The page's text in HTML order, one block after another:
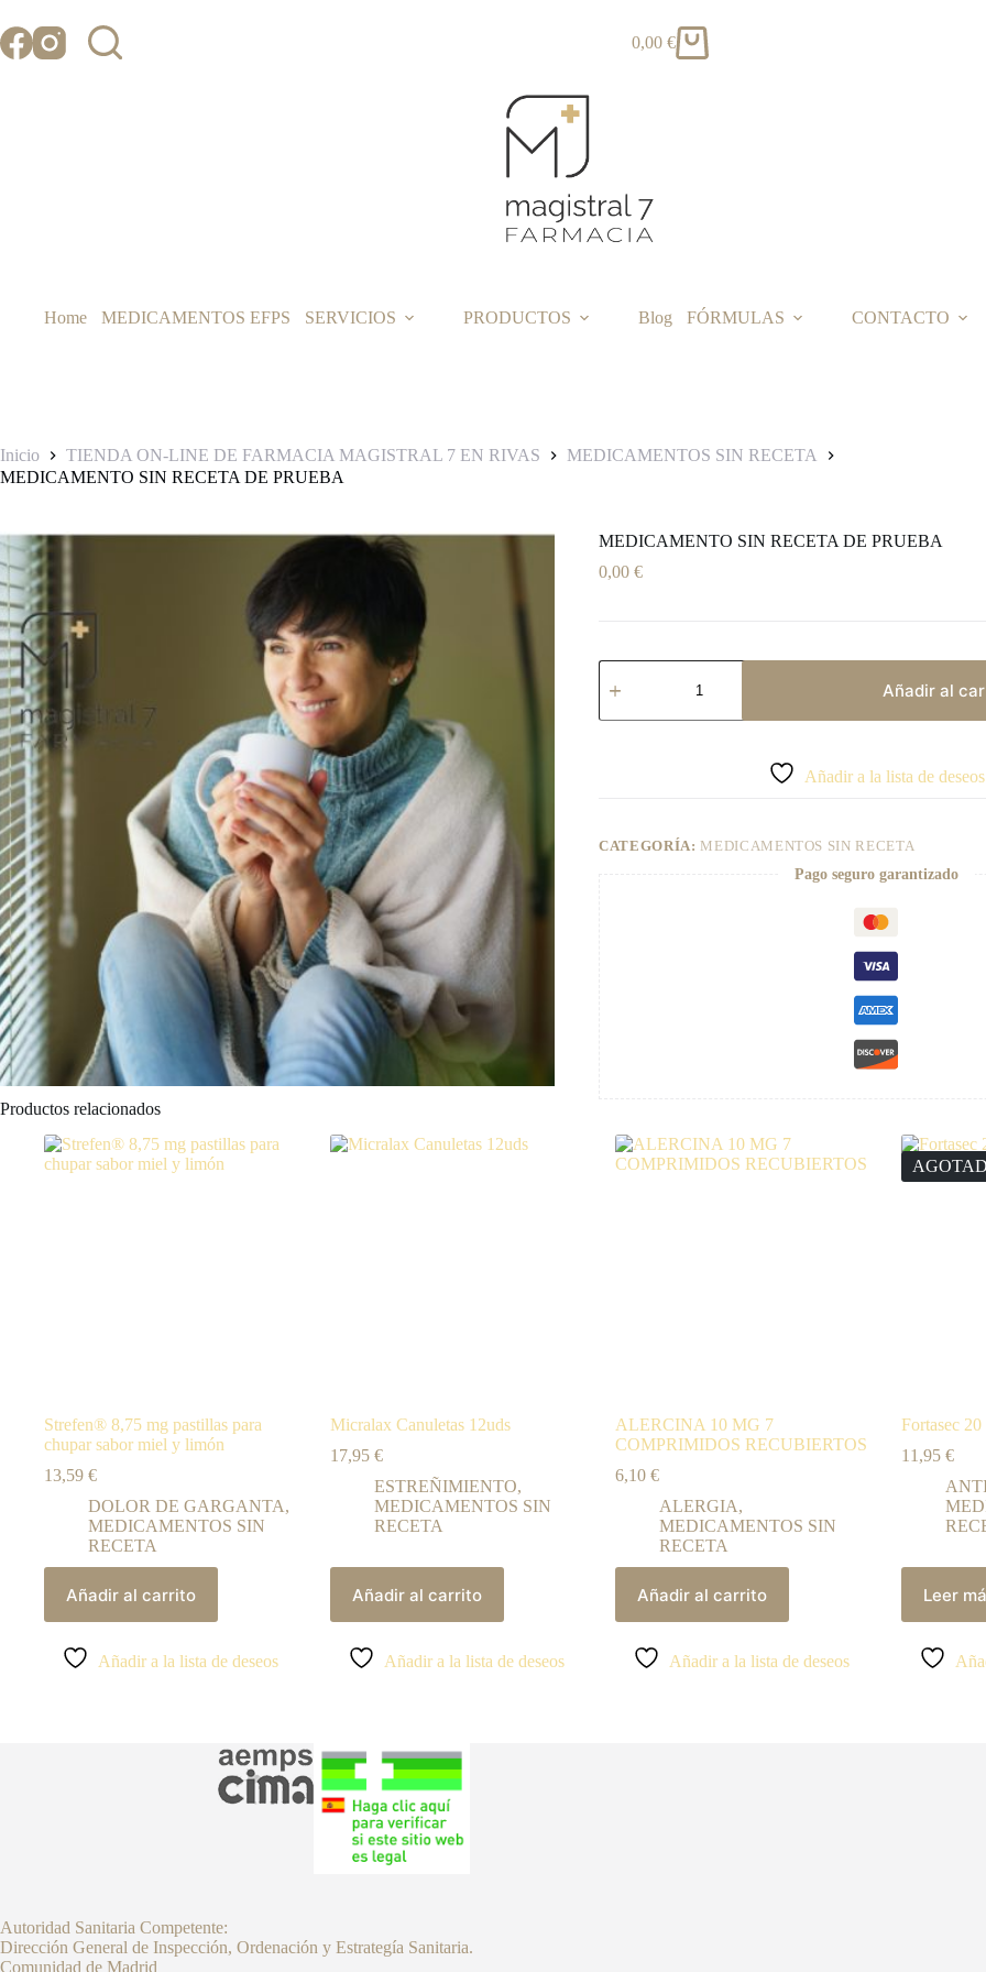
al
contenido
Carro
0,00 €
Home MEDICAMENTOS EFPS SERVICIOS PRODUCTOS Blog FÓRMULAS CONTACTO
Inicio TIENDA ON-LINE DE FARMACIA MAGISTRAL 7 EN RIVAS
MEDICAMENTOS SIN RECETA
MEDICAMENTO SIN RECETA DE PRUEBA
MEDICAMENTO SIN RECETA DE PRUEBA
0,00€
MEDICAMENTO
SIN
DE
Añadir al
a
Añadir a la lista de deseos
CATEGORÍA: MEDICAMENTOS SIN RECETA
Pago seguro garantizado
Productos relacionados
Strefen® 8,75 mg pastillas para
chupar sabor miel y limón
13,59 €
DOLOR DE GARGANTA,
MEDICAMENTOS SIN
RECETA
Añadir al carrito
Añadir a la lista de deseos
Micralax Canuletas 12uds
17,95 €
ESTREÑIMIENTO,
MEDICAMENTOS SIN
RECETA
Añadir al carrito
Añadir a la lista de deseos
ALERCINA 10 MG 7
COMPRIMIDOS RECUBIERTOS
6,10€
ALERGIA,
MEDICAMENTOS SIN
RECETA
Añadir al carrito
Añadir a la lista de deseos
Fortasec
11,95 €
Leer
Autoridad Sanitaria Competente:
Dirección General de Inspección, Ordenación y Estrategía Sanitaria.
Comunidad de Madrid